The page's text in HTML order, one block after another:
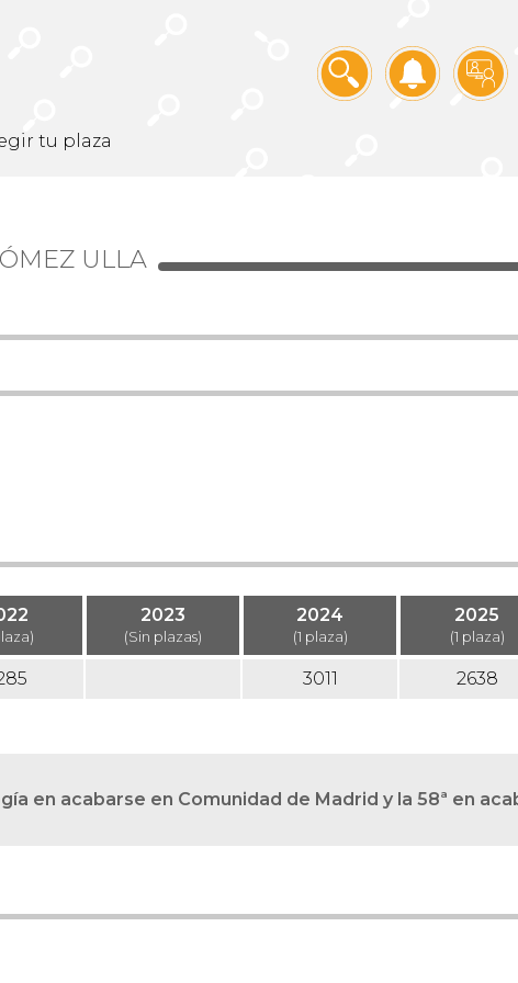
tu plaza
ULLA
2023
(Sin plazas)
2024
(1 plaza)
2025
(1 plaza)
3011 2638
en acabarse en Comunidad de Madrid y la 58ª en